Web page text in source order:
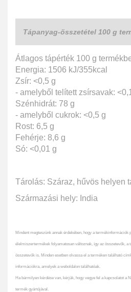
Tápanyag-összetétel 100 g
Átlagos tápérték 100 g
Energia: 1506 kJ/355kcal
Zsír: <0,5 g
- amelyből telített zsírsavak:
Szénhidrát: 78 g
- amelyből cukrok: <0,5 g
Rost: 6,5 g
Fehérje: 8,6 g
Só: <0,01 g
Tárolás: Száraz, hűvös helyen
Származási hely: India
Mindent megteszünk annak érdekében, hogy a termékinformációk
élelmiszertermékek folyamatosan változnak, így az összetevők, a
összetevők is. Minden esetben olvassa el a terméken található
információkra, amelyek a weboldalon találhatóak.
Ha bármilyen kérdése van, kérjük, hogy vegye fel a kapcsolatot a
termék gyártójával.